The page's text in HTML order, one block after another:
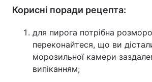
Корисні поради рецепта:
для пирога потрібна
переконайтеся, що ви
морозильної камери
випіканням;